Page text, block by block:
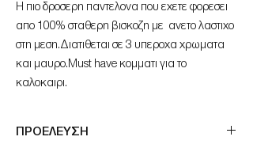
Η πιο δροσερη παντελονα που εχετε φορεσει
απο 100% σταθερη βισκοζη με ανετο λαστιχο
στη μεση.Διατιθεται σε 3 υπεροχα χρωματα
και μαυρο.Μust have κομματι για το
καλοκαιρι.
ΠΡΟΕΛΕΥΣΗ